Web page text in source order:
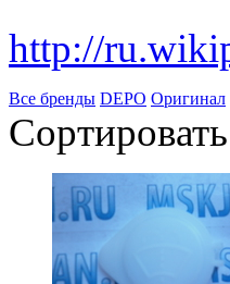
http://
Все бренды DEPO Оригинал